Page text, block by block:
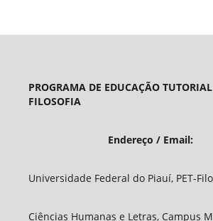
PROGRAMA DE EDUCAÇÃO
FILOSOFIA
Endereço / Email:
Universidade Federal do Piauí, PET-
Centro
Ciências Humanas e Letras, Campus